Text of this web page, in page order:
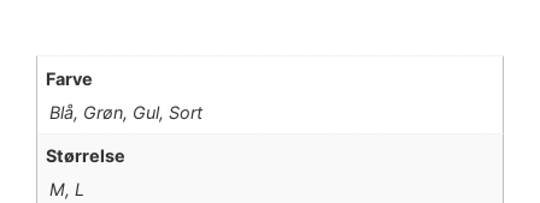
Farve
Blå, Grøn, Gul, Sort
Størrelse
M, L